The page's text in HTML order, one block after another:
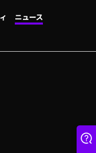
ニュース